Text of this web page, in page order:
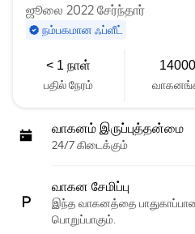
ஜூலை 2022 சேர்ந்தார்
நம்பகமான ஃப்ளீட்
< 1 நாள்
பதில் நேரம்
வாகனம் இருப்புத்தன்மை
24/7 கிடைக்கும்
வாகன சேமிப்பு
இந்த வாகனத்தை
பொறுப்பாகும்.